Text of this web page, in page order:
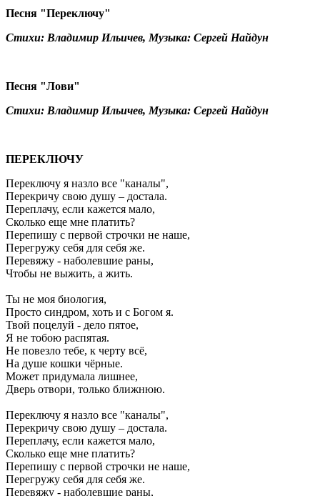
Песня "Переключу"
Стихи: Владимир Ильичев, Музыка: Сергей Найдун
Песня "Лови"
Стихи: Владимир Ильичев, Музыка: Сергей Найдун
ПЕРЕКЛЮЧУ
Переключу я назло все "каналы",
Перекричу свою душу – достала.
Переплачу, если кажется мало,
Сколько еще мне платить?
Перепишу с первой строчки не наше,
Перегружу себя для себя же.
Перевяжу - наболевшие раны,
Чтобы не выжить, а жить.
Ты не моя биология,
Просто синдром, хоть и с Богом я.
Твой поцелуй - дело пятое,
Я не тобою распятая.
Не повезло тебе, к черту всё,
На душе кошки чёрные.
Может придумала лишнее,
Дверь отвори, только ближнюю.
Переключу я назло все "каналы",
Перекричу свою душу – достала.
Переплачу, если кажется мало,
Сколько еще мне платить?
Перепишу с первой строчки не наше,
Перегружу себя для себя же.
Перевяжу - наболевшие раны,